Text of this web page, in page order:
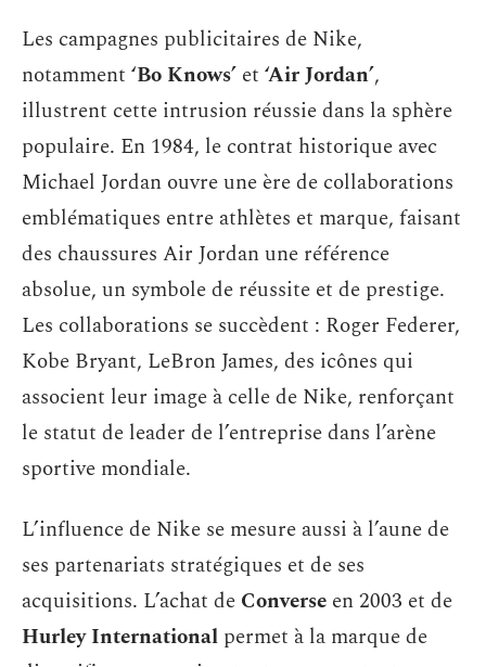
Les campagnes publicitaires de Nike,
notamment ‘Bo Knows’ et ‘Air Jordan’,
illustrent cette intrusion réussie dans la sphère
populaire. En 1984, le contrat historique avec
Michael Jordan ouvre une ère de collaborations
emblématiques entre athlètes et marque, faisant
des chaussures Air Jordan une référence
absolue, un symbole de réussite et de prestige.
Les collaborations se succèdent : Roger Federer,
Kobe Bryant, LeBron James, des icônes qui
associent leur image à celle de Nike, renforçant
le statut de leader de l’entreprise dans l’arène
sportive mondiale.
L’influence de Nike se mesure aussi à l’aune de
ses partenariats stratégiques et de ses
acquisitions. L’achat de Converse en 2003 et de
Hurley International permet à la marque de